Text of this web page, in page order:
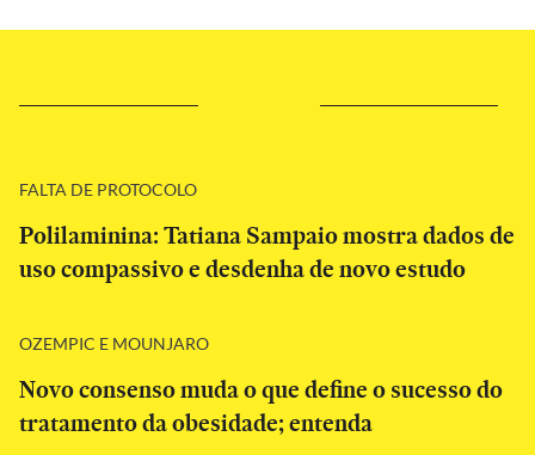
FALTA DE PROTOCOLO
Polilaminina: Tatiana Sampaio mostra dados de
uso compassivo e desdenha de novo estudo
OZEMPIC E MOUNJARO
Novo consenso muda o que define o sucesso do
tratamento da obesidade; entenda